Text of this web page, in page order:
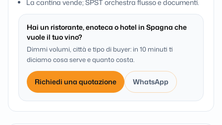
La cantina vende; SPST orchestra flusso e documenti.
Hai un ristorante, enoteca o hotel in Spagna che
vuole il tuo vino?
Dimmi volumi, città e tipo di buyer: in 10 minuti ti
diciamo cosa serve e quanto costa.
Richiedi una quotazione WhatsApp